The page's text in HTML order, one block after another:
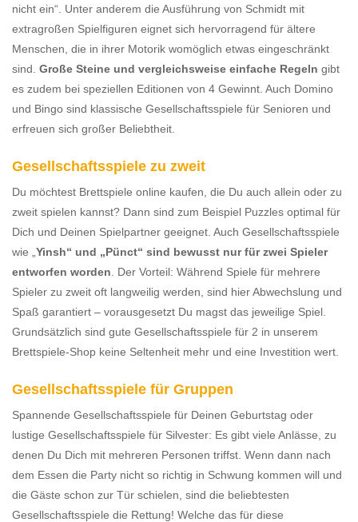
nicht ein“. Unter anderem die Ausführung von Schmidt mit
extragroßen Spielfiguren eignet sich hervorragend für ältere
Menschen, die in ihrer Motorik womöglich etwas eingeschränkt
sind. Große Steine und vergleichsweise einfache Regeln gibt
es zudem bei speziellen Editionen von 4 Gewinnt. Auch Domino
und Bingo sind klassische Gesellschaftsspiele für Senioren und
erfreuen sich großer Beliebtheit.
Gesellschaftsspiele zu zweit
Du möchtest Brettspiele online kaufen, die Du auch allein oder zu
zweit spielen kannst? Dann sind zum Beispiel Puzzles optimal für
Dich und Deinen Spielpartner geeignet. Auch Gesellschaftsspiele
wie „ Yinsh“ und „Pünct“ sind bewusst nur für zwei Spieler
entworfen worden . Der Vorteil: Während Spiele für mehrere
Spieler zu zweit oft langweilig werden, sind hier Abwechslung und
Spaß garantiert – vorausgesetzt Du magst das jeweilige Spiel.
Grundsätzlich sind gute Gesellschaftsspiele für 2 in unserem
Brettspiele-Shop keine Seltenheit mehr und eine Investition wert.
Gesellschaftsspiele für Gruppen
Spannende Gesellschaftsspiele für Deinen Geburtstag oder
lustige Gesellschaftsspiele für Silvester: Es gibt viele Anlässe, zu
denen Du Dich mit mehreren Personen triffst. Wenn dann nach
dem Essen die Party nicht so richtig in Schwung kommen will und
die Gäste schon zur Tür schielen, sind die beliebtesten
Gesellschaftsspiele die Rettung! Welche das für diese